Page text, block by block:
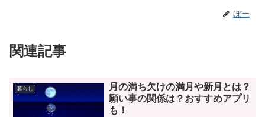
ぼー
関連記事
暮らし
月の満ち欠けの満月や新月とは？
願い事の関係は？おすすめアプリ
も！